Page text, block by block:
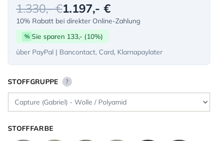
1.330,- €1.197,- €
10% Rabatt bei direkter Online-Zahlung
% Sie sparen 133,- (10%)
über PayPal | Bancontact, Card, Klarnapaylater
STOFFGRUPPE ?
STOFFFARBE